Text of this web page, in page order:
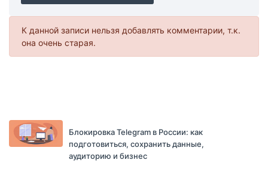
К данной записи нельзя добавлять комментарии, т.к.
она очень старая.
Блокировка Telegram в России: как
подготовиться, сохранить данные,
аудиторию и бизнес